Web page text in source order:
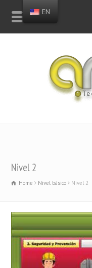
Nivel 2
Home Nivel básico Nivel 2
EN